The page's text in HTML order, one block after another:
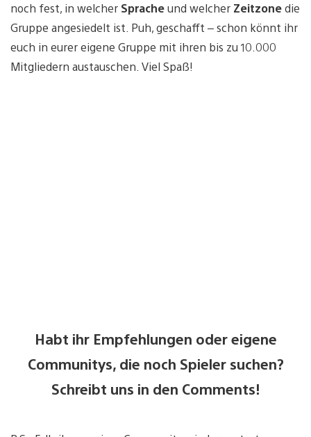
noch fest, in welcher Spracheund welcher Zeitzonedie
Gruppe angesiedelt ist. Puh, geschafft – schon könnt ihr
euch in eurer eigene Gruppe mit ihren bis zu 10.000
Mitgliedern austauschen. Viel Spaß!
Habt ihr Empfehlungen oder eigene
Communitys, die noch Spieler suchen?
Schreibt uns in den Comments!